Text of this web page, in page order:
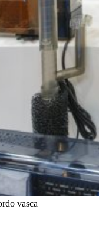
vasca